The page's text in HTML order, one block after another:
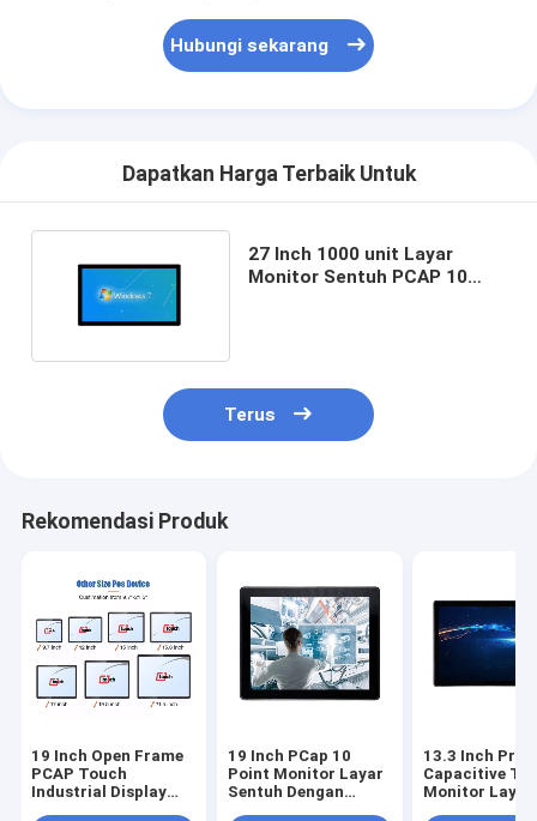
Hubungi sekarang
Dapatkan Harga Terbaik Untuk
27 Inch 1000 unit Layar
Monitor Sentuh PCAP 10
Terus
Rekomendasi Produk
19 Inch Open Frame
PCAP Touch
Industrial Display
19 Inch PCap 10
Point Monitor Layar
Sentuh Dengan
13.3 Inch
Capacitive
Monitor Layar